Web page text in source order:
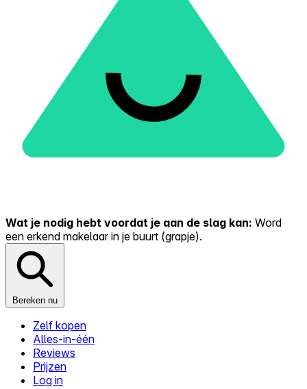
Wat je nodig hebt voordat je aan de slag kan: Word
een erkend makelaar in je buurt (grapje).
Bereken nu
Zelf kopen
Alles-in-één
Reviews
Prijzen
Log in